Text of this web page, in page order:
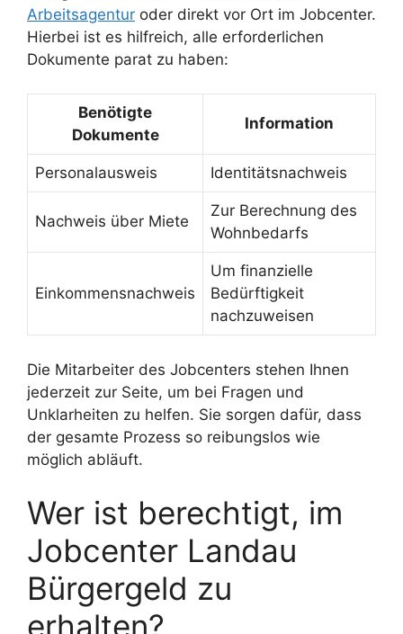
Arbeitsagentur oder direkt vor Ort im Jobcenter.
Hierbei ist es hilfreich, alle erforderlichen
Dokumente parat zu haben:
Benötigte
Dokumente
Information
Personalausweis Identitätsnachweis
Nachweis über Miete
Zur Berechnung des
Wohnbedarfs
Einkommensnachweis
Um finanzielle
Bedürftigkeit
nachzuweisen
Die Mitarbeiter des Jobcenters stehen Ihnen
jederzeit zur Seite, um bei Fragen und
Unklarheiten zu helfen. Sie sorgen dafür, dass
der gesamte Prozess so reibungslos wie
möglich abläuft.
Wer ist berechtigt, im
Jobcenter Landau
Bürgergeld zu
erhalten?